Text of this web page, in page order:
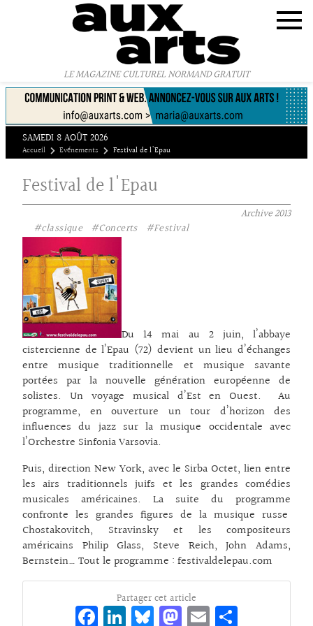
LE MAGAZINE CULTUREL NORMAND GRATUIT
SAMEDI 8 AOÛT 2026
Accueil Evénements Festival de l'Epau
Festival de l'Epau
Archive2013
#classique
#Concerts #Festival
Du 14 mai au 2 juin, l’abbaye
cistercienne de l’Epau (72) devient un lieu d’échanges
entre musique traditionnelle et musique savante
portées par la nouvelle génération européenne de
solistes. Un voyage musical d’Est en Ouest. Au
programme, en ouverture un tour d’horizon des
influences du jazz sur la musique occidentale avec
l’Orchestre Sinfonia Varsovia.
Puis, direction New York, avec le Sirba Octet, lien entre
les airs traditionnels juifs et les grandes comédies
musicales américaines. La suite du programme
confronte les grandes figures de la musique russe
Chostakovitch, Stravinsky et les compositeurs
américains Philip Glass, Steve Reich, John Adams,
Bernstein… Tout le programme : festivaldelepau.com
Partager cet article
Fa Li Bl M E
Panneau de gestion des cookies